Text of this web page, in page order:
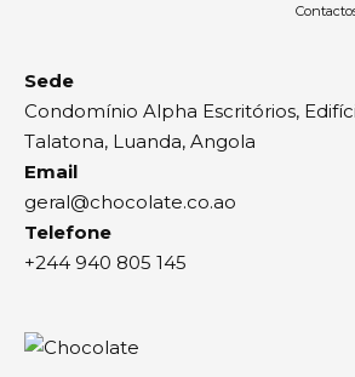
Sede
Condomínio Alpha Escritórios,
Talatona, Luanda, Angola
Email
geral@chocolate.co.ao
Telefone
+244 940 805 145